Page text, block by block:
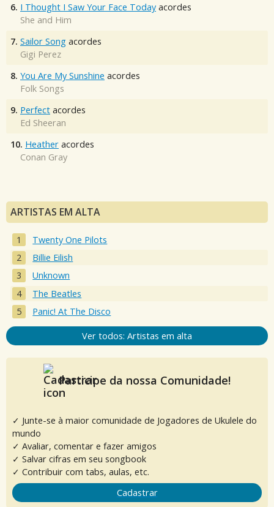
6. I Thought I Saw Your Face Today acordes
She and Him
7. Sailor Song acordes
Gigi Perez
8. You Are My Sunshine acordes
Folk Songs
9. Perfect acordes
Ed Sheeran
10. Heather acordes
Conan Gray
ARTISTAS EM ALTA
Twenty One Pilots
Billie Eilish
Unknown
The Beatles
Panic! At The Disco
Ver todos: Artistas em alta
Participe da nossa Comunidade!
✓ Junte-se à maior comunidade de Jogadores de Ukulele do
mundo
✓ Avaliar, comentar e fazer amigos
✓ Salvar cifras em seu songbook
✓ Contribuir com tabs, aulas, etc.
Cadastrar